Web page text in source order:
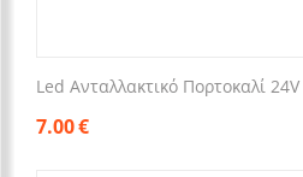
Led Ανταλλακτικό Πορτοκαλί
7.00€